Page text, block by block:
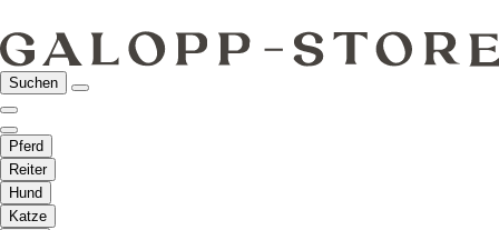
Suchen
Pferd
Reiter
Hund
Katze